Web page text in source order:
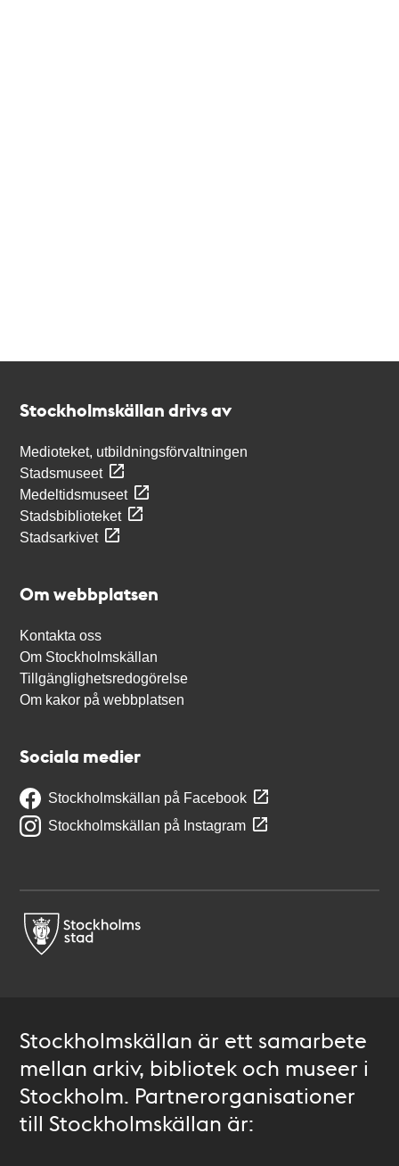
Stockholmskällan drivs av
Medioteket, utbildningsförvaltningen
Stadsmuseet
Medeltidsmuseet
Stadsbiblioteket
Stadsarkivet
Om webbplatsen
Kontakta oss
Om Stockholmskällan
Tillgänglighetsredogörelse
Om kakor på webbplatsen
Sociala medier
Stockholmskällan på Facebook
Stockholmskällan på Instagram
Stockholmskällan är ett samarbete
mellan arkiv, bibliotek och museer i
Stockholm. Partnerorganisationer
till Stockholmskällan är: